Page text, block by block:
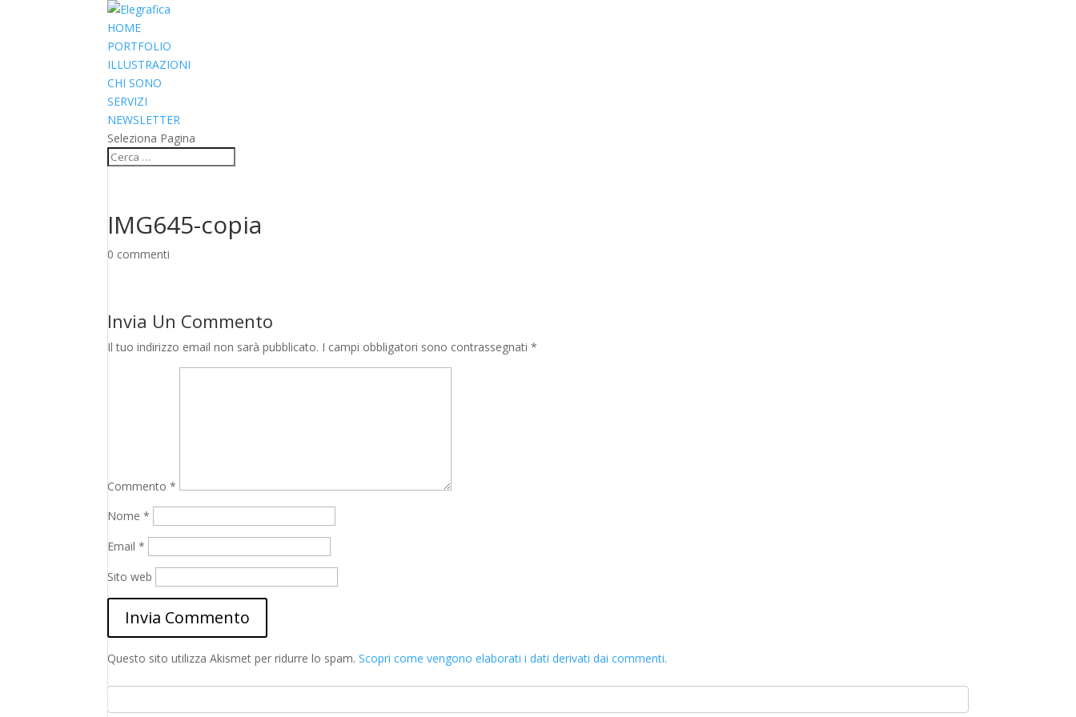
HOME
PORTFOLIO
ILLUSTRAZIONI
CHI SONO
SERVIZI
NEWSLETTER
Seleziona Pagina
IMG645-copia
0 commenti
Invia Un Commento
Il tuo indirizzo email non sarà pubblicato. I campi obbligatori sono contrassegnati*
Commento*
Nome*
Email*
Sito web
Questo sito utilizza Akismet per ridurre lo spam.Scopri come vengono elaborati i dati derivati dai commenti.